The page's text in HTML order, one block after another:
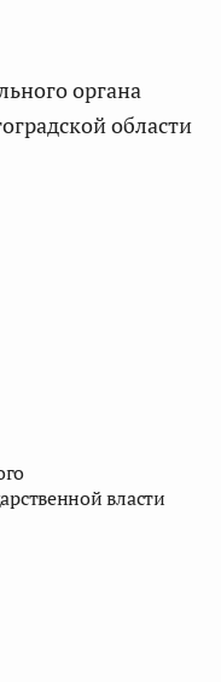
области
власти